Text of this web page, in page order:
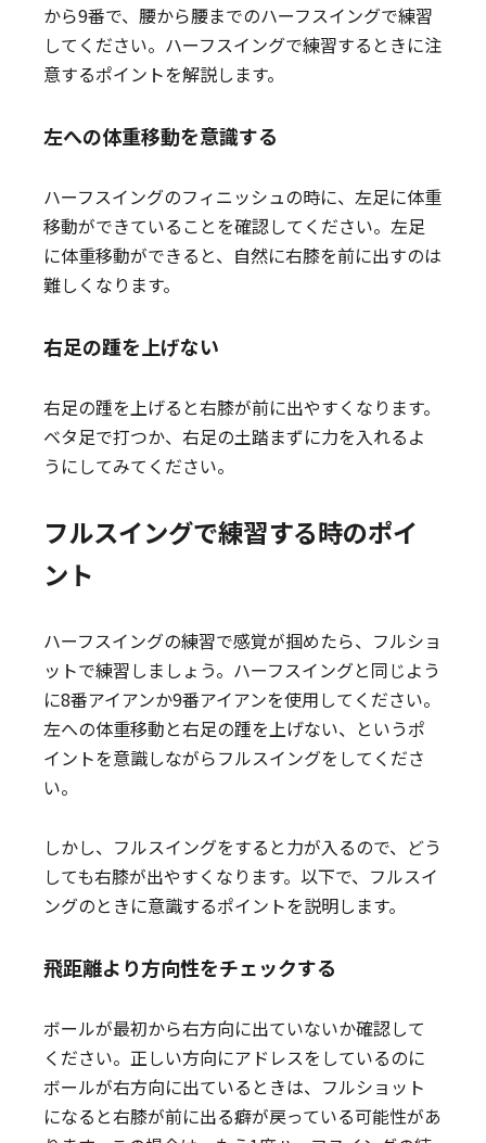
から9番で、腰から腰までのハーフスイングで練習
してください。ハーフスイングで練習するときに注
意するポイントを解説します。
左への体重移動を意識する
ハーフスイングのフィニッシュの時に、左足に体重
移動ができていることを確認してください。左足
に体重移動ができると、自然に右膝を前に出すのは
難しくなります。
右足の踵を上げない
右足の踵を上げると右膝が前に出やすくなります。
ベタ足で打つか、右足の土踏まずに力を入れるよ
うにしてみてください。
フルスイングで練習する時のポイ
ント
ハーフスイングの練習で感覚が掴めたら、フルショ
ットで練習しましょう。ハーフスイングと同じよう
に8番アイアンか9番アイアンを使用してください。
左への体重移動と右足の踵を上げない、というポ
イントを意識しながらフルスイングをしてくださ
い。
しかし、フルスイングをすると力が入るので、どう
しても右膝が出やすくなります。以下で、フルスイ
ングのときに意識するポイントを説明します。
飛距離より方向性をチェックする
ボールが最初から右方向に出ていないか確認して
ください。正しい方向にアドレスをしているのに
ボールが右方向に出ているときは、フルショット
になると右膝が前に出る癖が戻っている可能性があ